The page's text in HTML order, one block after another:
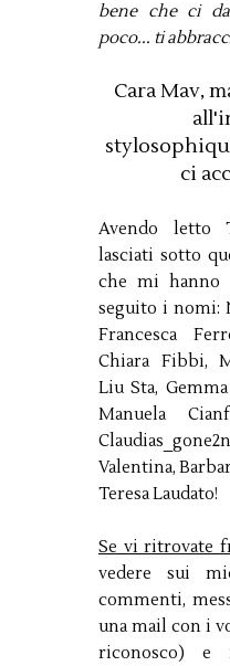
bene che ci
poco... ti
Cara Mav,
ci
Avendo letto
lasciati sotto
che mi hanno
seguito i nomi:
Francesca
Chiara Fibbi,
Liu Sta,
Manuela
Valentina,
Teresa Laudato!
Se vi ritrovate
vedere sui
commenti,
una mail con i
riconosco) e